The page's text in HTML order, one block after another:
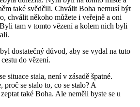
také svědčili. Chválit Boha nemusí být
chválit někoho můžete i veřejně a oni
tam v tomto vězení a kolem nich byli
dostatečný důvod, aby se vydal na tuto
do vězení.
situace stala, není v zásadě špatné.
proč se stalo to, co se stalo? A
také Boha. Ale neměli byste se u